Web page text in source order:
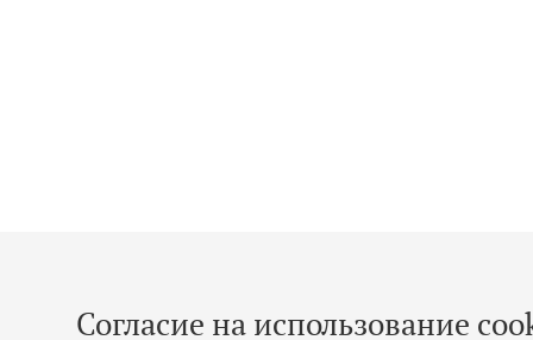
Согласие на использование